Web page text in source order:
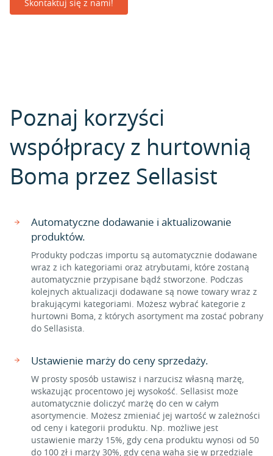
Skontaktuj się z nami!
Poznaj korzyści
współpracy z hurtownią
Boma przez Sellasist
Automatyczne dodawanie i aktualizowanie
produktów.
Produkty podczas importu są automatycznie dodawane
wraz z ich kategoriami oraz atrybutami, które zostaną
automatycznie przypisane bądź stworzone. Podczas
kolejnych aktualizacji dodawane są nowe towary wraz z
brakującymi kategoriami. Możesz wybrać kategorie z
hurtowni Boma, z których asortyment ma zostać pobrany
do Sellasista.
Ustawienie marży do ceny sprzedaży.
W prosty sposób ustawisz i narzucisz własną marżę,
wskazując procentowo jej wysokość. Sellasist może
automatycznie doliczyć marżę do cen w całym
asortymencie. Możesz zmieniać jej wartość w zależności
od ceny i kategorii produktu. Np. możliwe jest
ustawienie marży 15%, gdy cena produktu wynosi od 50
do 100 zł i marży 30%, gdy cena waha się w przedziale